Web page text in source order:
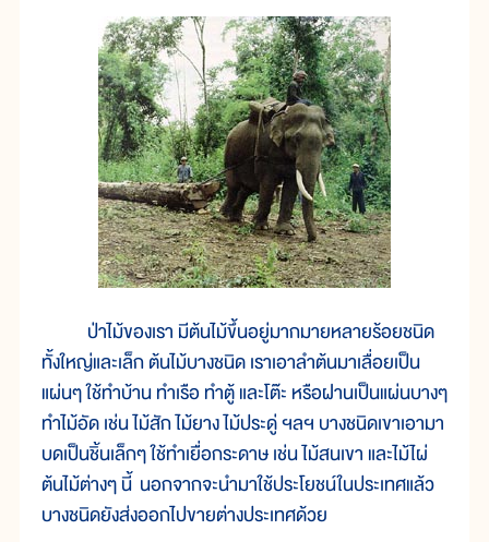
ป่าไม้ของเรา มีต้นไม้ขึ้นอยู่มากมายหลายร้อยชนิด
ทั้งใหญ่และเล็ก ต้นไม้บางชนิด เราเอาลำต้นมาเลื่อยเป็น
แผ่นๆ ใช้ทำบ้าน ทำเรือ ทำตู้ และโต๊ะ หรือฝานเป็นแผ่นบางๆ
ทำไม้อัด เช่น ไม้สัก ไม้ยาง ไม้ประดู่ ฯลฯ บางชนิดเขาเอามา
บดเป็นชิ้นเล็กๆ ใช้ทำเยื่อกระดาษ เช่น ไม้สนเขา และไม้ไผ่
ต้นไม้ต่างๆ นี้ นอกจากจะนำมาใช้ประโยชน์ในประเทศแล้ว
บางชนิดยังส่งออกไปขายต่างประเทศด้วย